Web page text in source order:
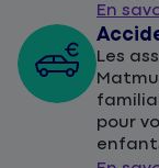
En
Les
pour